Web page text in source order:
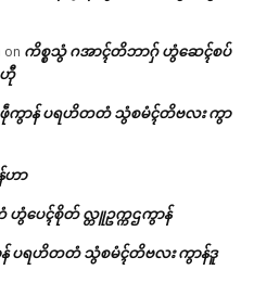
on ကိစ္စသွံ ဂအာၚ်တိဘာဂှ် ဟွံဆေၚ်စပ်
ဟီု
ကွာန် ပရဟိတတံ သွံစမံၚ်တိဗလး ကွာ
ဟာ
ဟွံပေၚ်စိုတ် လ္တူဥက္ကဌကွာန်
ပရဟိတတံ သွံစမံၚ်တိဗလး ကွာန်ဒူ